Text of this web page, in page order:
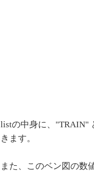
listの中身に、"TRAIN"
きます。
また、このベン図の数